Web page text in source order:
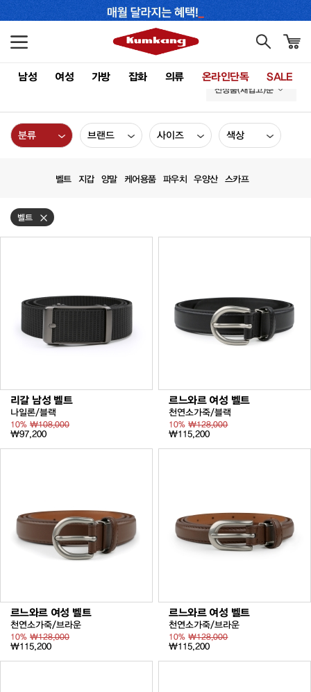
남성 여성 가방 잡화 의류 온라인단독 SALE
신상품(재입고)순
분류 브랜드 사이즈 색상
벨트 지갑 양말 케어용품 파우치 우양산 스카프
벨트
리갈 남성 벨트
나일론/블랙
10% ₩108,000
₩97,200
르느와르 여성 벨트
천연소가죽/블랙
10%₩128,000
₩115,200
르느와르 여성 벨트
천연소가죽/브라운
10% ₩128,000
₩115,200
르느와르 여성 벨트
천연소가죽/브라운
10%₩128,000
₩115,200